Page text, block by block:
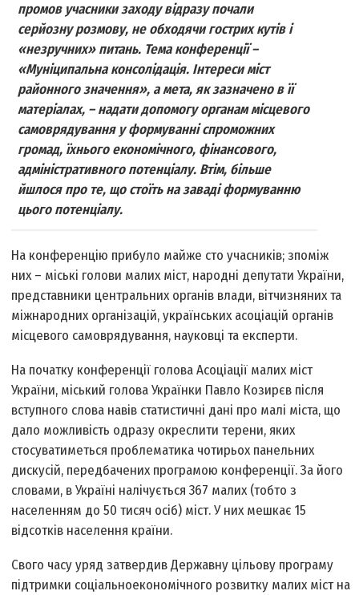
промов учасники заходу відразу почали
серйозну розмову, не обходячи гострих кутів і
«незручних» питань. Тема конференції –
«Муніципальна консолідація. Інтереси міст
районного значення», а мета, як зазначено в її
матеріалах, – надати допомогу органам місцевого
самоврядування у формуванні спроможних
громад, їхнього економічного, фінансового,
адміністративного потенціалу. Втім, більше
йшлося про те, що стоїть на заваді формуванню
цього потенціалу.
На конференцію прибуло майже сто учасників; з­поміж
них – міські голови малих міст, народні депутати України,
представники центральних органів влади, вітчизняних та
міжнародних організацій, українських асоціацій органів
місцевого самоврядування, науковці та експерти.
На початку конференції голова Асоціації малих міст
України, міський голова Українки Павло Козирєв після
вступного слова навів статистичні дані про малі міста, що
дало можливість одразу окреслити терени, яких
стосуватиметься проблематика чотирьох панельних
дискусій, передбачених програмою конференції. За його
словами, в Україні налічується 367 малих (тобто з
населенням до 50 тисяч осіб) міст. У них мешкає 15
відсотків населення країни.
Свого часу уряд затвердив Державну цільову програму
підтримки соціально­економічного розвит­ку малих міст на